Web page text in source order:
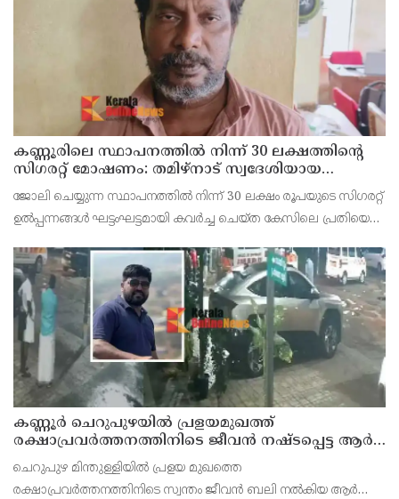
കണ്ണൂരിലെ സ്ഥാപനത്തിൽ നിന്ന് 30 ലക്ഷത്തിന്റെ
സിഗരറ്റ് മോഷണം: തമിഴ്‌നാട് സ്വദേശിയായ
സെയിൽസ്മാൻ തെങ്കാശിയിൽ പിടിയിൽ
ജോലി ചെയ്യുന്ന സ്ഥാപനത്തിൽ നിന്ന് 30 ലക്ഷം രൂപയുടെ സിഗരറ്റ്
ഉൽപ്പന്നങ്ങൾ ഘട്ടംഘട്ടമായി കവർച്ച ചെയ്ത കേസിലെ പ്രതിയെ
സ്വദേശിയായ വേൽമുരുകൻ (40) ആണ
കണ്ണൂർ ചെറുപുഴയിൽ പ്രളയമുഖത്ത്
രക്ഷാപ്രവർത്തനത്തിനിടെ ജീവൻ നഷ്ടപ്പെട്ട ആർ.
രാജേഷിൻ്റെ ഭൗതിക ശരീരത്തോട് അനാദരവ്
കാണിച്ചതായി ആരോപണം
ചെറുപുഴ മിന്തുള്ളിയിൽ പ്രളയ മുഖത്തെ
രക്ഷാപ്രവർത്തനത്തിനിടെ സ്വന്തം ജീവൻ ബലി നൽകിയ ആർ